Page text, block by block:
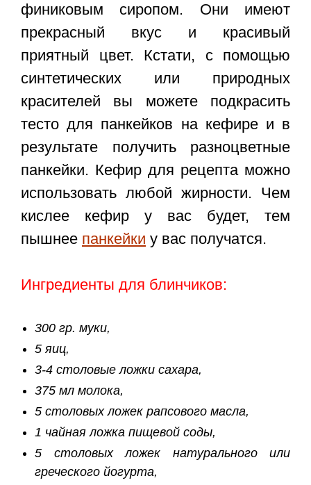
финиковым сиропом. Они имеют
прекрасный вкус и красивый
приятный цвет. Кстати, с помощью
синтетических или природных
красителей вы можете подкрасить
тесто для панкейков на кефире и в
результате получить разноцветные
панкейки. Кефир для рецепта можно
использовать любой жирности. Чем
кислее кефир у вас будет, тем
пышнее панкейки у вас получатся.
Ингредиенты для блинчиков:
300 гр. муки,
5 яиц,
3-4 столовые ложки сахара,
375 мл молока,
5 столовых ложек рапсового масла,
1 чайная ложка пищевой соды,
5 столовых ложек натурального или
греческого йогурта,